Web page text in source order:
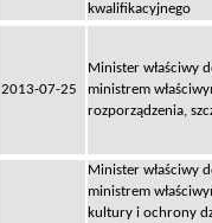
kwalifikacyjnego
2013-07-25
Minister właściwy
ministrem
rozporządzenia,
Minister właściwy
ministrem
kultury i ochrony